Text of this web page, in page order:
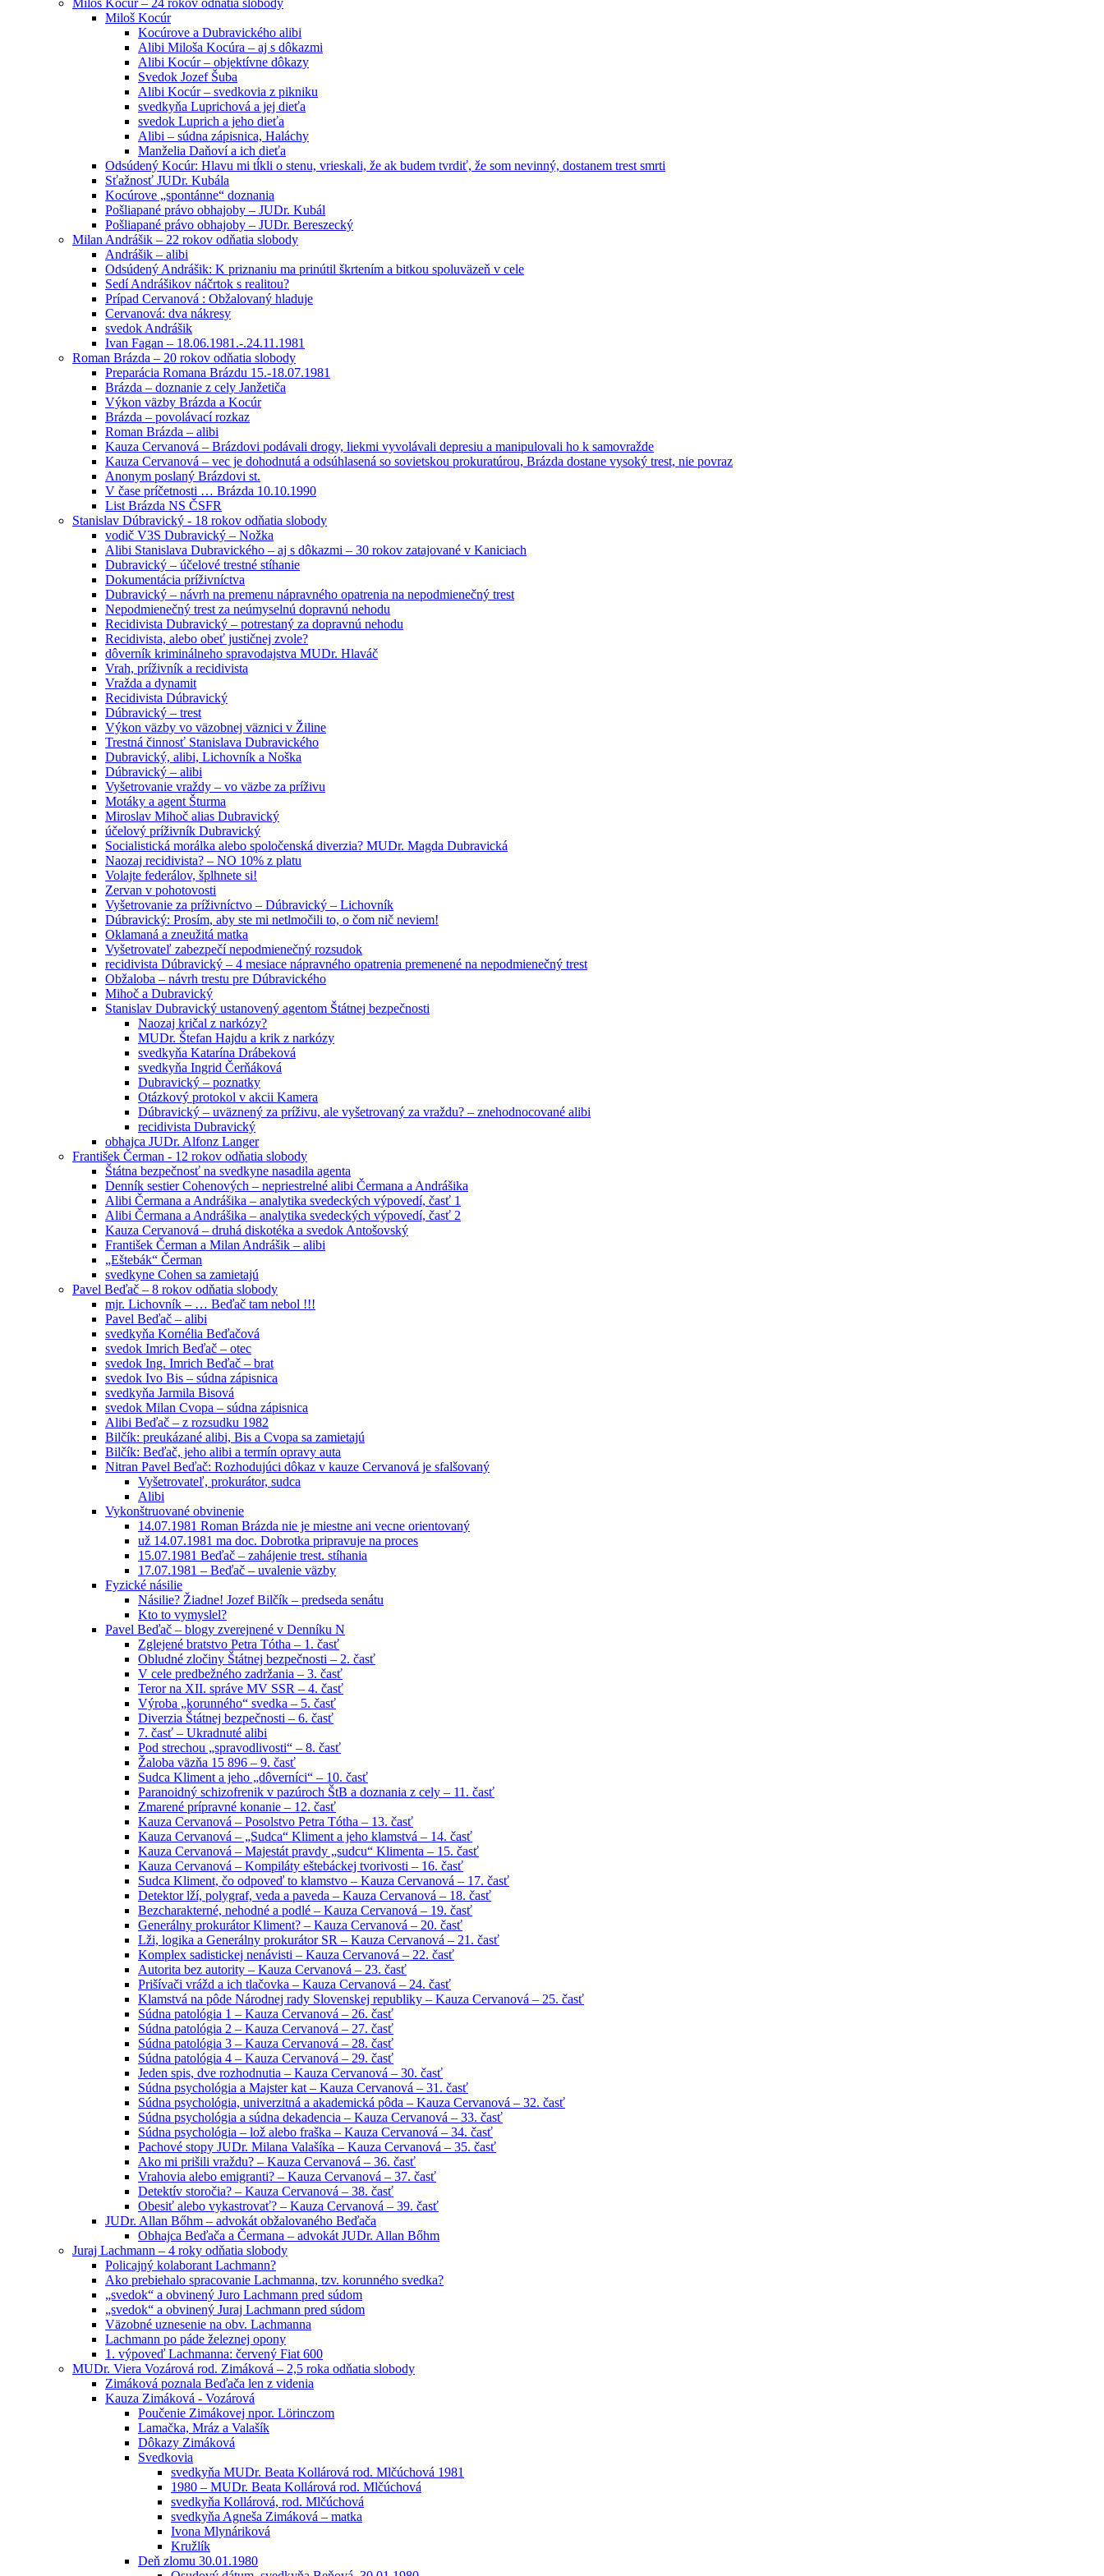
Miloš Kocúr
Kocúrove a Dubravického alibi
Alibi Miloša Kocúra – aj s dôkazmi
Alibi Kocúr – objektívne dôkazy
Svedok Jozef Šuba
Alibi Kocúr – svedkovia z pikniku
svedkyňa Luprichová a jej dieťa
svedok Luprich a jeho dieťa
Alibi – súdna zápisnica, Haláchy
Manželia Daňoví a ich dieťa
Odsúdený Kocúr: Hlavu mi tĺkli o stenu, vrieskali, že ak budem tvrdiť, že som nevinný, dostanem trest smrti
Sťažnosť JUDr. Kubála
Kocúrove „spontánne“ doznania
Pošliapané právo obhajoby – JUDr. Kubál
Pošliapané právo obhajoby – JUDr. Bereszecký
Milan Andrášik – 22 rokov odňatia slobody
Andrášik – alibi
Odsúdený Andrášik: K priznaniu ma prinútil škrtením a bitkou spoluväzeň v cele
Sedí Andrášikov náčrtok s realitou?
Prípad Cervanová : Obžalovaný hladuje
Cervanová: dva nákresy
svedok Andrášik
Ivan Fagan – 18.06.1981.-.24.11.1981
Roman Brázda – 20 rokov odňatia slobody
Preparácia Romana Brázdu 15.-18.07.1981
Brázda – doznanie z cely Janžetiča
Výkon väzby Brázda a Kocúr
Brázda – povolávací rozkaz
Roman Brázda – alibi
Kauza Cervanová – Brázdovi podávali drogy, liekmi vyvolávali depresiu a manipulovali ho k samovražde
Kauza Cervanová – vec je dohodnutá a odsúhlasená so sovietskou prokuratúrou, Brázda dostane vysoký trest, nie povraz
Anonym poslaný Brázdovi st.
V čase príčetnosti … Brázda 10.10.1990
List Brázda NS ČSFR
Stanislav Dúbravický - 18 rokov odňatia slobody
vodič V3S Dubravický – Nožka
Alibi Stanislava Dubravického – aj s dôkazmi – 30 rokov zatajované v Kaniciach
Dubravický – účelové trestné stíhanie
Dokumentácia príživníctva
Dubravický – návrh na premenu nápravného opatrenia na nepodmienečný trest
Nepodmienečný trest za neúmyselnú dopravnú nehodu
Recidivista Dubravický – potrestaný za dopravnú nehodu
Recidivista, alebo obeť justičnej zvole?
dôverník kriminálneho spravodajstva MUDr. Hlaváč
Vrah, príživník a recidivista
Vražda a dynamit
Recidivista Dúbravický
Dúbravický – trest
Výkon väzby vo väzobnej väznici v Žiline
Trestná činnosť Stanislava Dubravického
Dubravický, alibi, Lichovník a Noška
Dúbravický – alibi
Vyšetrovanie vraždy – vo väzbe za príživu
Motáky a agent Šturma
Miroslav Mihoč alias Dubravický
účelový príživník Dubravický
Socialistická morálka alebo spoločenská diverzia? MUDr. Magda Dubravická
Naozaj recidivista? – NO 10% z platu
Volajte federálov, šplhnete si!
Zervan v pohotovosti
Vyšetrovanie za príživníctvo – Dúbravický – Lichovník
Dúbravický: Prosím, aby ste mi netlmočili to, o čom nič neviem!
Oklamaná a zneužitá matka
Vyšetrovateľ zabezpečí nepodmienečný rozsudok
recidivista Dúbravický – 4 mesiace nápravného opatrenia premenené na nepodmienečný trest
Obžaloba – návrh trestu pre Dúbravického
Mihoč a Dubravický
Stanislav Dubravický ustanovený agentom Štátnej bezpečnosti
Naozaj kričal z narkózy?
MUDr. Štefan Hajdu a krik z narkózy
svedkyňa Katarína Drábeková
svedkyňa Ingrid Čerňáková
Dubravický – poznatky
Otázkový protokol v akcii Kamera
Dúbravický – uväznený za príživu, ale vyšetrovaný za vraždu? – znehodnocované alibi
recidivista Dubravický
obhajca JUDr. Alfonz Langer
František Čerman - 12 rokov odňatia slobody
Štátna bezpečnosť na svedkyne nasadila agenta
Denník sestier Cohenových – nepriestrelné alibi Čermana a Andrášika
Alibi Čermana a Andrášika – analytika svedeckých výpovedí, časť 1
Alibi Čermana a Andrášika – analytika svedeckých výpovedí, časť 2
Kauza Cervanová – druhá diskotéka a svedok Antošovský
František Čerman a Milan Andrášik – alibi
„Eštebák“ Čerman
svedkyne Cohen sa zamietajú
Pavel Beďač – 8 rokov odňatia slobody
mjr. Lichovník – … Beďač tam nebol !!!
Pavel Beďač – alibi
svedkyňa Kornélia Beďačová
svedok Imrich Beďač – otec
svedok Ing. Imrich Beďač – brat
svedok Ivo Bis – súdna zápisnica
svedkyňa Jarmila Bisová
svedok Milan Cvopa – súdna zápisnica
Alibi Beďač – z rozsudku 1982
Bilčík: preukázané alibi, Bis a Cvopa sa zamietajú
Bilčík: Beďač, jeho alibi a termín opravy auta
Nitran Pavel Beďač: Rozhodujúci dôkaz v kauze Cervanová je sfalšovaný
Vyšetrovateľ, prokurátor, sudca
Alibi
Vykonštruované obvinenie
14.07.1981 Roman Brázda nie je miestne ani vecne orientovaný
už 14.07.1981 ma doc. Dobrotka pripravuje na proces
15.07.1981 Beďač – zahájenie trest. stíhania
17.07.1981 – Beďač – uvalenie väzby
Fyzické násilie
Násilie? Žiadne! Jozef Bilčík – predseda senátu
Kto to vymyslel?
Pavel Beďač – blogy zverejnené v Denníku N
Zglejené bratstvo Petra Tótha – 1. časť
Obludné zločiny Štátnej bezpečnosti – 2. časť
V cele predbežného zadržania – 3. časť
Teror na XII. správe MV SSR – 4. časť
Výroba „korunného“ svedka – 5. časť
Diverzia Štátnej bezpečnosti – 6. časť
7. časť – Ukradnuté alibi
Pod strechou „spravodlivosti“ – 8. časť
Žaloba väzňa 15 896 – 9. časť
Sudca Kliment a jeho „dôverníci“ – 10. časť
Paranoidný schizofrenik v pazúroch ŠtB a doznania z cely – 11. časť
Zmarené prípravné konanie – 12. časť
Kauza Cervanová – Posolstvo Petra Tótha – 13. časť
Kauza Cervanová – „Sudca“ Kliment a jeho klamstvá – 14. časť
Kauza Cervanová – Majestát pravdy „sudcu“ Klimenta – 15. časť
Kauza Cervanová – Kompiláty eštebáckej tvorivosti – 16. časť
Sudca Kliment, čo odpoveď to klamstvo – Kauza Cervanová – 17. časť
Detektor lží, polygraf, veda a paveda – Kauza Cervanová – 18. časť
Bezcharakterné, nehodné a podlé – Kauza Cervanová – 19. časť
Generálny prokurátor Kliment? – Kauza Cervanová – 20. časť
Lži, logika a Generálny prokurátor SR – Kauza Cervanová – 21. časť
Komplex sadistickej nenávisti – Kauza Cervanová – 22. časť
Autorita bez autority – Kauza Cervanová – 23. časť
Prišívači vrážd a ich tlačovka – Kauza Cervanová – 24. časť
Klamstvá na pôde Národnej rady Slovenskej republiky – Kauza Cervanová – 25. časť
Súdna patológia 1 – Kauza Cervanová – 26. časť
Súdna patológia 2 – Kauza Cervanová – 27. časť
Súdna patológia 3 – Kauza Cervanová – 28. časť
Súdna patológia 4 – Kauza Cervanová – 29. časť
Jeden spis, dve rozhodnutia – Kauza Cervanová – 30. časť
Súdna psychológia a Majster kat – Kauza Cervanová – 31. časť
Súdna psychológia, univerzitná a akademická pôda – Kauza Cervanová – 32. časť
Súdna psychológia a súdna dekadencia – Kauza Cervanová – 33. časť
Súdna psychológia – lož alebo fraška – Kauza Cervanová – 34. časť
Pachové stopy JUDr. Milana Valašíka – Kauza Cervanová – 35. časť
Ako mi prišili vraždu? – Kauza Cervanová – 36. časť
Vrahovia alebo emigranti? – Kauza Cervanová – 37. časť
Detektív storočia? – Kauza Cervanová – 38. časť
Obesiť alebo vykastrovať? – Kauza Cervanová – 39. časť
JUDr. Allan Bőhm – advokát obžalovaného Beďača
Obhajca Beďača a Čermana – advokát JUDr. Allan Bőhm
Juraj Lachmann – 4 roky odňatia slobody
Policajný kolaborant Lachmann?
Ako prebiehalo spracovanie Lachmanna, tzv. korunného svedka?
„svedok“ a obvinený Juro Lachmann pred súdom
„svedok“ a obvinený Juraj Lachmann pred súdom
Väzobné uznesenie na obv. Lachmanna
Lachmann po páde železnej opony
1. výpoveď Lachmanna: červený Fiat 600
MUDr. Viera Vozárová rod. Zimáková – 2,5 roka odňatia slobody
Zimáková poznala Beďača len z videnia
Kauza Zimáková - Vozárová
Poučenie Zimákovej npor. Lörinczom
Lamačka, Mráz a Valašík
Dôkazy Zimáková
Svedkovia
svedkyňa MUDr. Beata Kollárová rod. Mlčúchová 1981
1980 – MUDr. Beata Kollárová rod. Mlčúchová
svedkyňa Kollárová, rod. Mlčúchová
svedkyňa Agneša Zimáková – matka
Ivona Mlynáriková
Kružlík
Deň zlomu 30.01.1980